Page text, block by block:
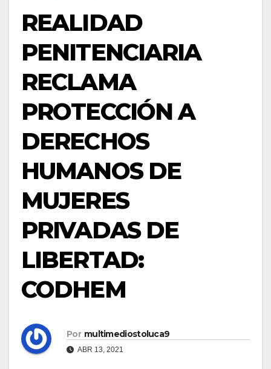
REALIDAD
PENITENCIARIA
RECLAMA
PROTECCIÓN A
DERECHOS
HUMANOS DE
MUJERES
PRIVADAS DE
LIBERTAD:
CODHEM
Por multimediostoluca9
ABR 13, 2021